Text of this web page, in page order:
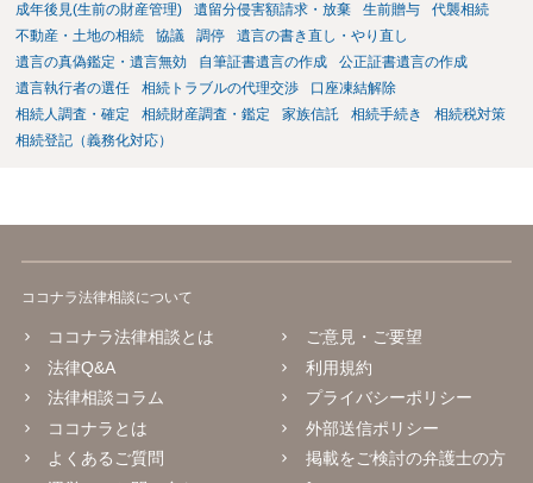
成年後見(生前の財産管理)
遺留分侵害額請求・放棄 生前贈与
代襲相続
不動産・土地の相続
協議 調停
遺言の書き直し・やり直し
遺言の真偽鑑定・遺言無効
自筆証書遺言の作成
公正証書遺言の作成
遺言執行者の選任
相続トラブルの代理交渉
口座凍結解除
相続人調査・確定
相続財産調査・鑑定 家族信託 相続手続き
相続税対策
相続登記（義務化対応）
ココナラ法律相談について
ココナラ法律相談とは
法律Q&A
法律相談コラム
ココナラとは
よくあるご質問
ご意見・ご要望
利用規約
プライバシーポリシー
外部送信ポリシー
掲載をご検討の弁護士の方